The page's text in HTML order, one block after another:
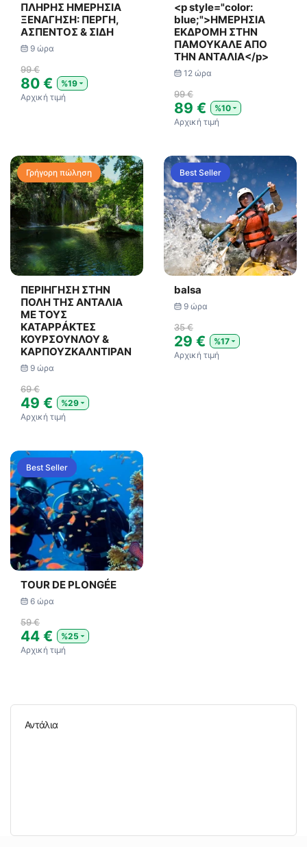
ΠΛΗΡΗΣ ΗΜΕΡΗΣΙΑ
ΞΕΝΑΓΗΣΗ: ΠΕΡΓΗ,
ΑΣΠΕΝΤΟΣ & ΣΙΔΗ
9 ώρα
99 €
80 €
%19
Αρχική τιμή
<p style="color:
blue;">ΗΜΕΡΗΣΙΑ
ΕΚΔΡΟΜΗ ΣΤΗΝ
ΠΑΜΟΥΚΑΛΕ ΑΠΟ
ΤΗΝ ΑΝΤΑΛΙΑ</p>
12 ώρα
99 €
89 €
%10
Αρχική τιμή
Γρήγορη πώληση
ΠΕΡΙΗΓΗΣΗ ΣΤΗΝ
ΠΟΛΗ ΤΗΣ ΑΝΤΑΛΙΑ
ΜΕ ΤΟΥΣ
ΚΑΤΑΡΡÁΚΤΕΣ
ΚΟΥΡΣΟΥΝΛΟΥ &
ΚΑΡΠΟΥΖΚΑΛΝΤΙΡΑΝ
9 ώρα
69 €
49 €
%29
Αρχική τιμή
Best Seller
balsa
9 ώρα
35 €
29 €
%17
Αρχική τιμή
Best Seller
TOUR DE PLONGÉE
6 ώρα
59 €
44 €
%25
Αρχική τιμή
Αντάλια